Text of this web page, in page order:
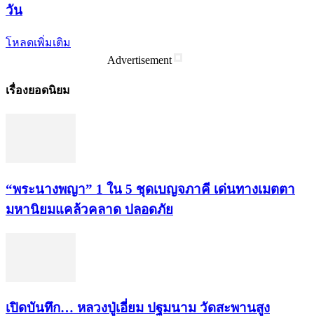
วัน
โหลดเพิ่มเติม
Advertisement
เรื่องยอดนิยม
“พระ​นาง​พญา” 1 ใน 5​ ชุดเบญจ​ภาคี​ เด่นทางเมตตา​
มหา​นิยม​แคล้วคลาด​ ปลอดภัย​
เปิดบันทึก… หลวงปู่เอี่ยม ​ปฐม​นาม​ วัดสะพานสูง​